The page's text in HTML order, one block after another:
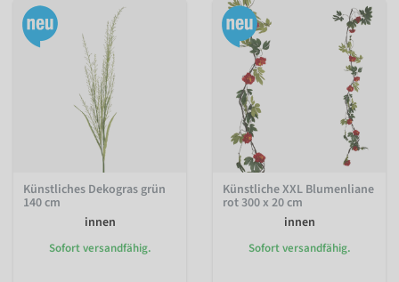
Künstliches Dekogras grün
140 cm
innen
Sofort versandfähig.
Künstliche XXL Blumenliane
rot 300 x 20 cm
innen
Sofort versandfähig.